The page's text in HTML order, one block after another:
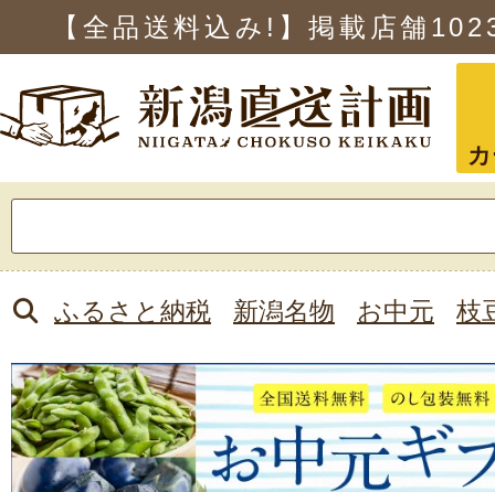
【全品送料込み!】掲載店舗
索:
ふるさと納税 新潟名物 お中元 枝